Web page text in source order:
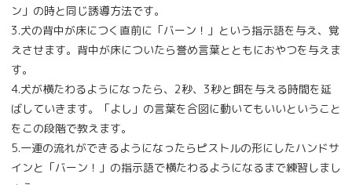
ン」の時と同じ誘導方法です。
3.犬の背中が床につく直前に「バーン！」という指示語を与え、覚
えさせます。背中が床についたら誉め言葉とともにおやつを与えま
す。
4.犬が横たわるようになったら、2秒、3秒と餌を与える時間を延
ばしていきます。「よし」の言葉を合図に動いてもいいということ
をこの段階で教えます。
5.一連の流れができるようになったらピストルの形にしたハンドサ
インと「バーン！」の指示語で横たわるようになるまで練習しまし